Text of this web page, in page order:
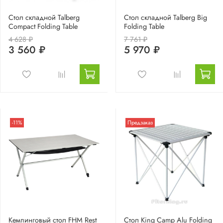
Стол складной Talberg
Compact Folding Table
4 628 ₽
3 560 ₽
Стол складной Talberg Big
Folding Table
7 761 ₽
5 970 ₽
-11%
Кемпинговый стол FHM Rest
Предзаказ
Стол King Camp Alu Folding